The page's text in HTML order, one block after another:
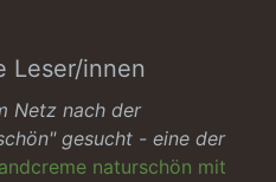
Leser/innen
Netz nach der
gesucht - eine der
naturschön mit